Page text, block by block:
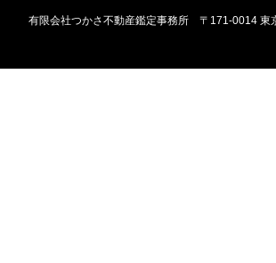
有限会社つかさ不動産鑑定事務所 〒171-0014